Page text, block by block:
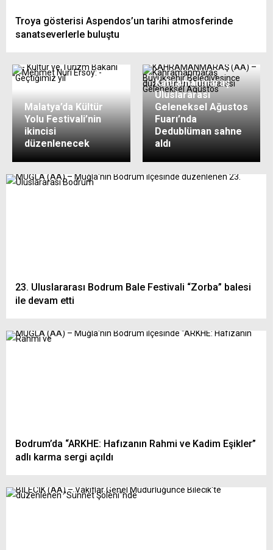
Troya gösterisi Aspendos’un tarihi atmosferinde
sanatseverlerle buluştu
Malatya’da Kültür
Yolu Festivali’nin
ikincisi
düzenlenecek
Kahramanmaraş
Uluslararası
Geleneksel Ağustos
Fuarı’nda
Dedublüman sahne
aldı
23. Uluslararası Bodrum Bale Festivali “Zorba” balesi
ile devam etti
Bodrum’da “ARKHE: Hafızanın Rahmi ve Kadim Eşikler”
adlı karma sergi açıldı